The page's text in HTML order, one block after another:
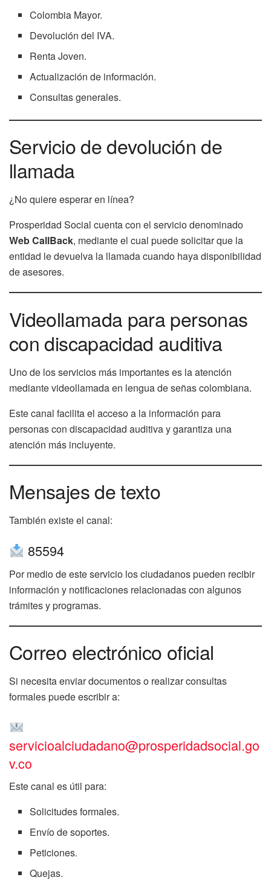
Colombia Mayor.
Devolución del IVA.
Renta Joven.
Actualización de información.
Consultas generales.
Servicio de devolución de
llamada
¿No quiere esperar en línea?
Prosperidad Social cuenta con el servicio denominado
Web CallBack, mediante el cual puede solicitar que la
entidad le devuelva la llamada cuando haya disponibilidad
de asesores.
Videollamada para personas
con discapacidad auditiva
Uno de los servicios más importantes es la atención
mediante videollamada en lengua de señas colombiana.
Este canal facilita el acceso a la información para
personas con discapacidad auditiva y garantiza una
atención más incluyente.
Mensajes de texto
También existe el canal:
85594
Por medio de este servicio los ciudadanos pueden recibir
información y notificaciones relacionadas con algunos
trámites y programas.
Correo electrónico oficial
Si necesita enviar documentos o realizar consultas
formales puede escribir a:
servicioalciudadano@prosperidadsocial.go
v.co
Este canal es útil para:
Solicitudes formales.
Envío de soportes.
Peticiones.
Quejas.